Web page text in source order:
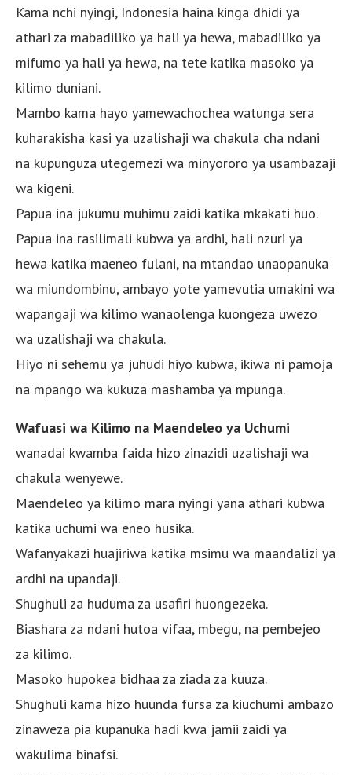
Kama nchi nyingi, Indonesia haina kinga dhidi ya
athari za mabadiliko ya hali ya hewa, mabadiliko ya
mifumo ya hali ya hewa, na tete katika masoko ya
kilimo duniani.
Mambo kama hayo yamewachochea watunga sera
kuharakisha kasi ya uzalishaji wa chakula cha ndani
na kupunguza utegemezi wa minyororo ya usambazaji
wa kigeni.
Papua ina jukumu muhimu zaidi katika mkakati huo.
Papua ina rasilimali kubwa ya ardhi, hali nzuri ya
hewa katika maeneo fulani, na mtandao unaopanuka
wa miundombinu, ambayo yote yamevutia umakini wa
wapangaji wa kilimo wanaolenga kuongeza uwezo
wa uzalishaji wa chakula.
Hiyo ni sehemu ya juhudi hiyo kubwa, ikiwa ni pamoja
na mpango wa kukuza mashamba ya mpunga.
Wafuasi wa Kilimo na Maendeleo ya Uchumi
wanadai kwamba faida hizo zinazidi uzalishaji wa
chakula wenyewe.
Maendeleo ya kilimo mara nyingi yana athari kubwa
katika uchumi wa eneo husika.
Wafanyakazi huajiriwa katika msimu wa maandalizi ya
ardhi na upandaji.
Shughuli za huduma za usafiri huongezeka.
Biashara za ndani hutoa vifaa, mbegu, na pembejeo
za kilimo.
Masoko hupokea bidhaa za ziada za kuuza.
Shughuli kama hizo huunda fursa za kiuchumi ambazo
zinaweza pia kupanuka hadi kwa jamii zaidi ya
wakulima binafsi.